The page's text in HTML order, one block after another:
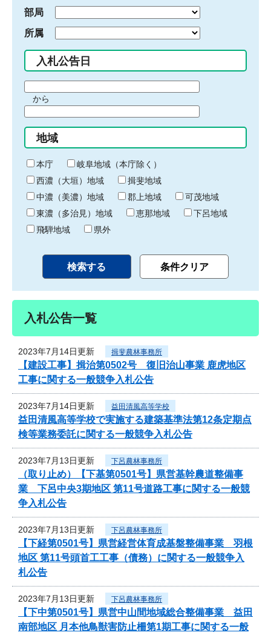
部局
所属
入札公告日
間
始
り
から
間
終
わ
り
地域
本庁
岐阜地域（本庁除く）
西濃（大垣）地域
揖斐地域
中濃（美濃）地域
郡上地域
可茂地域
東濃（多治見）地域
恵那地域
下呂地域
飛騨地域
県外
入札公告一覧
2023年7月14日更新 揖斐農林事務所
【建設工事】揖治第0502号 復旧治山事業 鹿虎地区
工事に関する一般競争入札公告
2023年7月14日更新 益田清風高等学校
益田清風高等学校で実施する建築基準法第12条定期点
検等業務委託に関する一般競争入札公告
2023年7月13日更新 下呂農林事務所
（取り止め）【下基第0501号】県営基幹農道整備事
業 下呂中央3期地区 第11号道路工事に関する一般競
争入札公告
2023年7月13日更新 下呂農林事務所
【下経第0501号】県営経営体育成基盤整備事業 羽根
地区 第11号頭首工工事（債務）に関する一般競争入
札公告
2023年7月13日更新 下呂農林事務所
【下中第0501号】県営中山間地域総合整備事業 益田
南部地区 月本他鳥獣害防止柵第1期工事に関する一般